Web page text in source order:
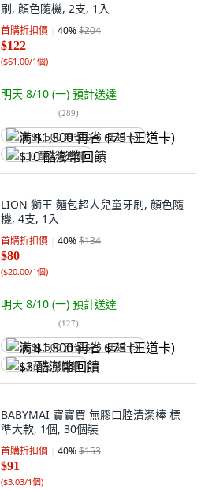
刷, 顏色隨機, 2支, 1入
首購折扣價 40%$204
$122
($61.00/1個)
明天 8/10 (一) 預計送達
(289)
满 $1,500 再省 $75 (王道卡)
$10 酷澎幣回饋
LION 獅王 麵包超人兒童牙刷, 顏色隨
機, 4支, 1入
首購折扣價 40%$134
$80
($20.00/1個)
明天 8/10 (一) 預計送達
(127)
满 $1,500 再省 $75 (王道卡)
$3 酷澎幣回饋
BABYMAI 寶寶買 無膠口腔清潔棒 標
準大款, 1個, 30個裝
首購折扣價 40%$153
$91
($3.03/1個)